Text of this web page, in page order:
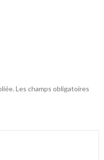
Les champs obligatoires